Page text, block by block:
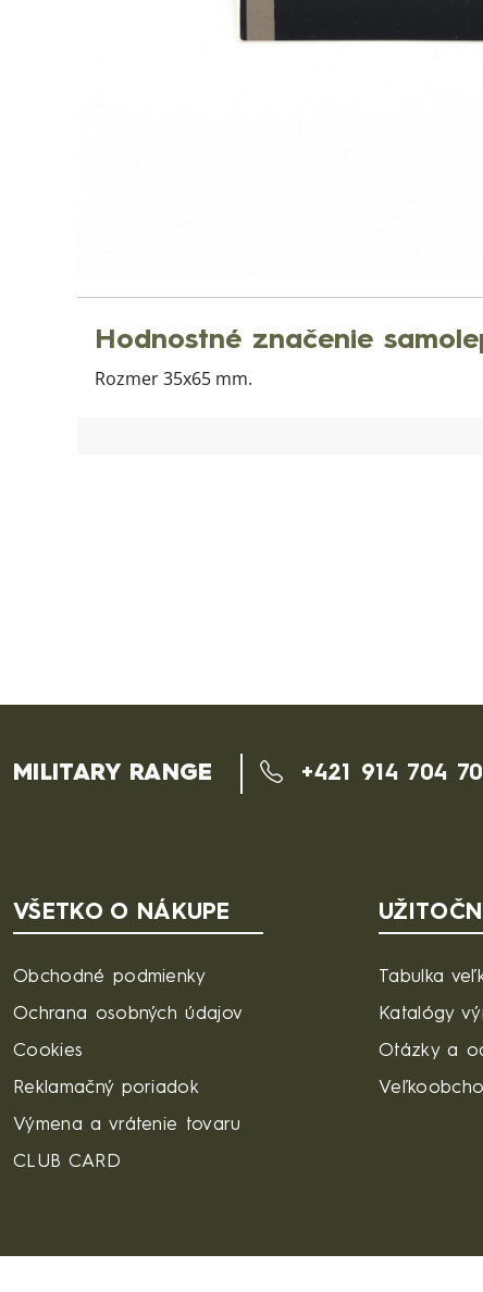
Hodnostné značenie
Rozmer 35x65 mm.
MILITARY RANGE +421 914 704
VŠETKO O NÁKUPE
Obchodné podmienky
Ochrana osobných údajov
Cookies
Reklamačný poriadok
Výmena a vrátenie tovaru
CLUB CARD
Tabulka
Katalógy
Otázky a